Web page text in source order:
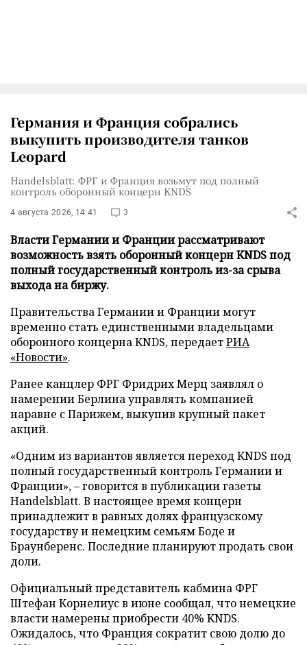
Германия и Франция собрались
выкупить производителя танков
Leopard
Handelsblatt: ФРГ и Франция возьмут под полный
контроль оборонный концерн KNDS
4 августа 2026, 14:41 3
Власти Германии и Франции рассматривают
возможность взять оборонный концерн KNDS под
полный государственный контроль из-за срыва
выхода на биржу.
Правительства Германии и Франции могут
временно стать единственными владельцами
оборонного концерна KNDS, передаетРИА
«Новости».
Ранее канцлер ФРГ Фридрих Мерц заявлял о
намерении Берлина управлять компанией
наравне с Парижем, выкупив крупный пакет
акций.
«Одним из вариантов является переход KNDS под
полный государственный контроль Германии и
Франции», – говорится в публикации газеты
Handelsblatt. В настоящее время концерн
принадлежит в равных долях французскому
государству и немецким семьям Боде и
Браунберенс. Последние планируют продать свои
доли.
Официальный представитель кабмина ФРГ
Штефан Корнелиус в июне сообщал, что немецкие
власти намерены приобрести 40% KNDS.
Ожидалось, что Франция сократит свою долю до